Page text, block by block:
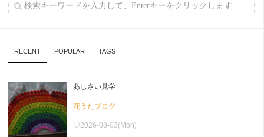
RECENT POPULAR TAGS
あじさい見学
花うたブログ
2026-08-03(Mon)